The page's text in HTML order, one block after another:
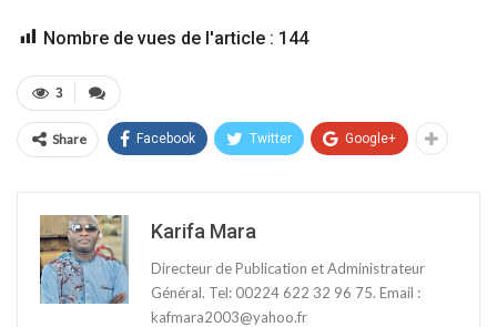
Nombre de vues de l'article : 144
3
Share Facebook Twitter Google+
Karifa Mara
Directeur de Publication et Administrateur
Général. Tel: 00224 622 32 96 75. Email :
kafmara2003@yahoo.fr